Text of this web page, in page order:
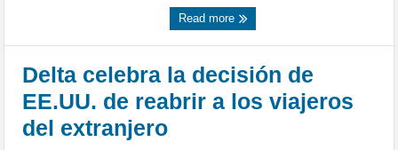
Read more
Delta celebra la decisión de
EE.UU. de reabrir a los viajeros
del extranjero